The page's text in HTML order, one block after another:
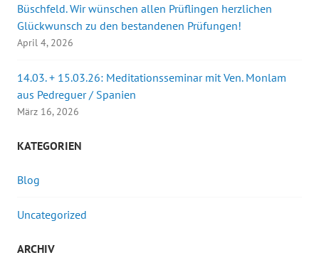
Büschfeld. Wir wünschen allen Prüflingen herzlichen
Glückwunsch zu den bestandenen Prüfungen!
April 4, 2026
14.03. + 15.03.26: Meditationsseminar mit Ven. Monlam
aus Pedreguer / Spanien
März 16, 2026
KATEGORIEN
Blog
Uncategorized
ARCHIV